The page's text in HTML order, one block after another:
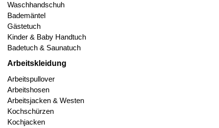
Waschhandschuh
Bademäntel
Gästetuch
Kinder & Baby Handtuch
Badetuch & Saunatuch
Arbeitskleidung
Arbeitspullover
Arbeitshosen
Arbeitsjacken & Westen
Kochschürzen
Kochjacken